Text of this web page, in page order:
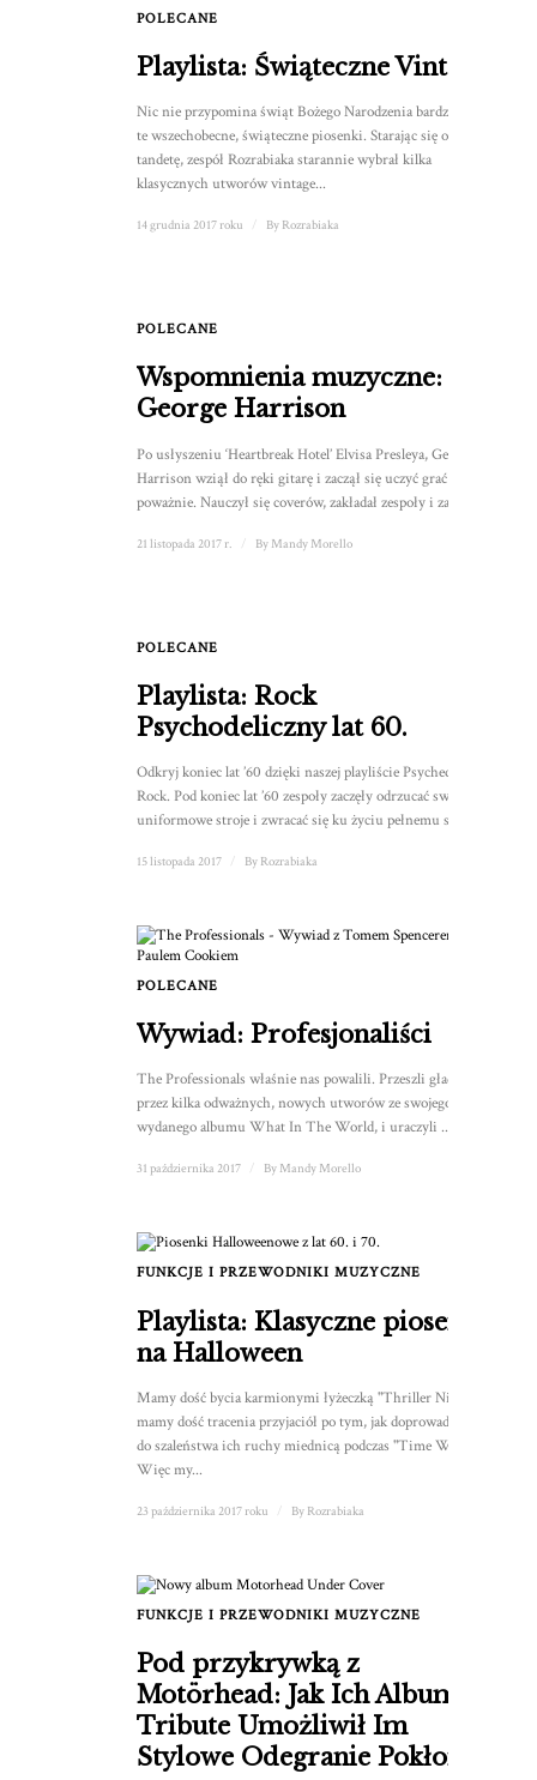
POLECANE
Playlista: Świąteczne Vintage
Nic nie przypomina świąt Bożego Narodzenia bardziej niż
te wszechobecne, świąteczne piosenki. Starając się odsiać
tandetę, zespół Rozrabiaka starannie wybrał kilka
klasycznych utworów vintage...
14 grudnia 2017 roku By Rozrabiaka
POLECANE
Wspomnienia muzyczne:
George Harrison
Po usłyszeniu ‘Heartbreak Hotel’ Elvisa Presleya, George
Harrison wziął do ręki gitarę i zaczął się uczyć grać na
poważnie. Nauczył się coverów, zakładał zespoły i zaczął ...
21 listopada 2017 r. By Mandy Morello
POLECANE
Playlista: Rock
Psychodeliczny lat 60.
Odkryj koniec lat ’60 dzięki naszej playliście Psychedelic
Rock. Pod koniec lat ’60 zespoły zaczęły odrzucać swoje
uniformowe stroje i zwracać się ku życiu pełnemu seksu, ...
15 listopada 2017 By Rozrabiaka
POLECANE
Wywiad: Profesjonaliści
The Professionals właśnie nas powalili. Przeszli gładko
przez kilka odważnych, nowych utworów ze swojego świeżo
wydanego albumu What In The World, i uraczyli ...
31 października 2017 By Mandy Morello
FUNKCJE I PRZEWODNIKI MUZYCZNE
Playlista: Klasyczne piosenki
na Halloween
Mamy dość bycia karmionymi łyżeczką "Thriller Nights" i
mamy dość tracenia przyjaciół po tym, jak doprowadziły nas
do szaleństwa ich ruchy miednicą podczas "Time Warp".
Więc my...
23 października 2017 roku By Rozrabiaka
FUNKCJE I PRZEWODNIKI MUZYCZNE
Pod przykrywką z
Motörhead: Jak Ich Album
Tribute Umożliwił Im
Stylowe Odegranie Pokłonu